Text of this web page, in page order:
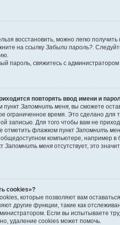
восстановить, можно легко
на ссылку Забыли пароль?.
пароль, свяжитесь с
повторять ввод имени и
пункт Запомнить меня, вы сможете
ограниченное время. Это сделано для
записью. Для того чтобы вам не
отметить флажком пункт Запомнить
компьютере, например в
Запомнить меня отсутствует, это
cookies»?
которые позволяют вам
другие функции, такие как
Если вы испытываете
удаление cookies может помочь.